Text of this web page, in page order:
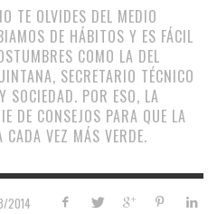
TE OLVIDES DEL MEDIO
DE HÁBITOS Y ES FÁCIL
COMO LA DEL
SECRETARIO TÉCNICO
SOCIEDAD. POR ESO, LA
DE CONSEJOS PARA QUE LA
CADA VEZ MÁS VERDE.
2014